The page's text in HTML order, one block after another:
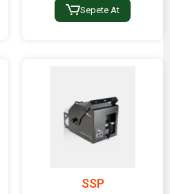
Sepete At
SSP